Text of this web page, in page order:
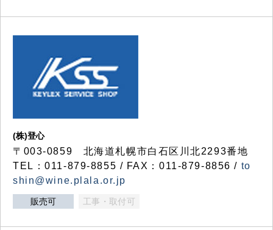
(株)登心
〒003-0859 北海道札幌市白石区川北2293番地
TEL：011-879-8855 / FAX：011-879-8856 / to
shin@wine.plala.or.jp
販売可 工事・取付可